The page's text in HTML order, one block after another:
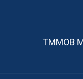
TMMOB